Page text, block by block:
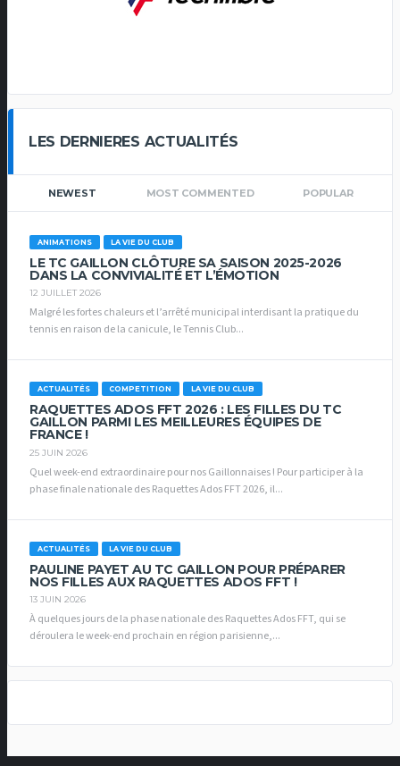
LES DERNIERES ACTUALITÉS
NEWEST MOST COMMENTED POPULAR
ANIMATIONS LA VIE DU CLUB
LE TC GAILLON CLÔTURE SA SAISON 2025-2026
DANS LA CONVIVIALITÉ ET L’ÉMOTION
12 JUILLET 2026
Malgré les fortes chaleurs et l’arrêté municipal interdisant la pratique du
tennis en raison de la canicule, le Tennis Club...
ACTUALITÉS COMPETITION LA VIE DU CLUB
RAQUETTES ADOS FFT 2026 : LES FILLES DU TC
GAILLON PARMI LES MEILLEURES ÉQUIPES DE
FRANCE !
25 JUIN 2026
Quel week-end extraordinaire pour nos Gaillonnaises ! Pour participer à la
phase finale nationale des Raquettes Ados FFT 2026, il...
ACTUALITÉS LA VIE DU CLUB
PAULINE PAYET AU TC GAILLON POUR PRÉPARER
NOS FILLES AUX RAQUETTES ADOS FFT !
13 JUIN 2026
À quelques jours de la phase nationale des Raquettes Ados FFT, qui se
déroulera le week-end prochain en région parisienne,...